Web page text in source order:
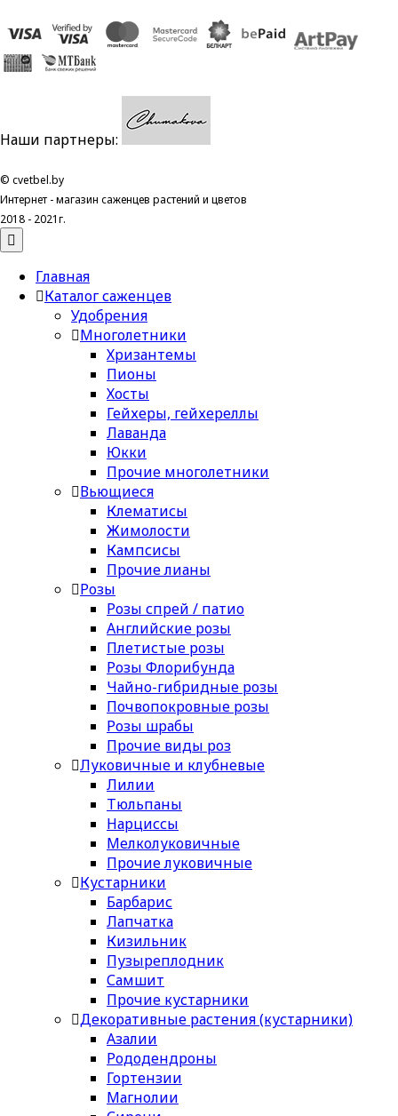
Наши партнеры:
© cvetbel.by
Интернет - магазин саженцев растений и цветов
2018 - 2021г.
Главная
Каталог саженцев
Удобрения
Многолетники
Хризантемы
Пионы
Хосты
Гейхеры, гейхереллы
Лаванда
Юкки
Прочие многолетники
Вьющиеся
Клематисы
Жимолости
Кампсисы
Прочие лианы
Розы
Розы спрей / патио
Английские розы
Плетистые розы
Розы Флорибунда
Чайно-гибридные розы
Почвопокровные розы
Розы шрабы
Прочие виды роз
Луковичные и клубневые
Лилии
Тюльпаны
Нарциссы
Мелколуковичные
Прочие луковичные
Кустарники
Барбарис
Лапчатка
Кизильник
Пузыреплодник
Самшит
Прочие кустарники
Декоративные растения (кустарники)
Азалии
Рододендроны
Гортензии
Магнолии